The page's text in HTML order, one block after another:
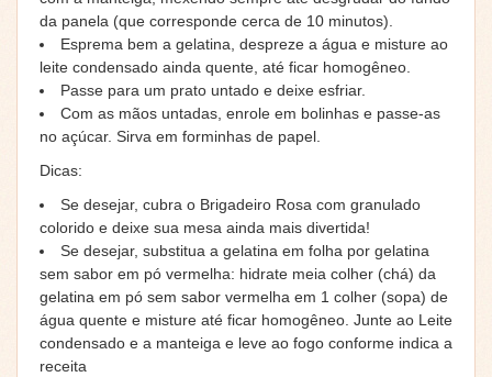
da panela (que corresponde cerca de 10 minutos).
Esprema bem a gelatina, despreze a água e misture ao
leite condensado ainda quente, até ficar homogêneo.
Passe para um prato untado e deixe esfriar.
Com as mãos untadas, enrole em bolinhas e passe-as
no açúcar. Sirva em forminhas de papel.
Dicas:
Se desejar, cubra o Brigadeiro Rosa com granulado
colorido e deixe sua mesa ainda mais divertida!
Se desejar, substitua a gelatina em folha por gelatina
sem sabor em pó vermelha: hidrate meia colher (chá) da
gelatina em pó sem sabor vermelha em 1 colher (sopa) de
água quente e misture até ficar homogêneo. Junte ao Leite
condensado e a manteiga e leve ao fogo conforme indica a
receita